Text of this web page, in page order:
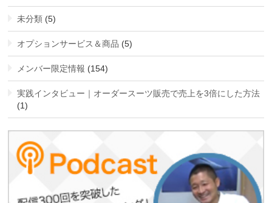
未分類 (5)
オプションサービス＆商品 (5)
メンバー限定情報 (154)
実践インタビュー｜オーダースーツ販売で売上を3倍にした方法
(1)